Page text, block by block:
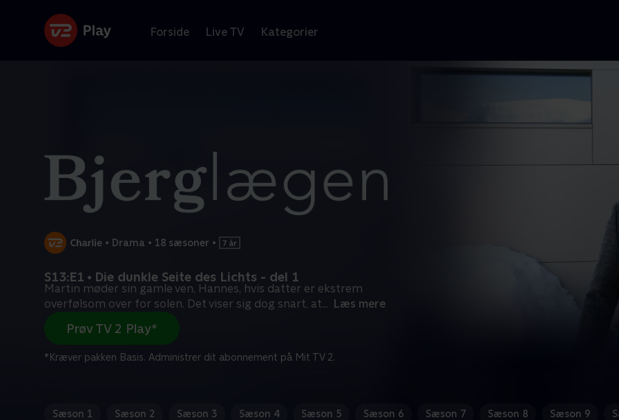
Forside Live TV Kategorier
• Drama • 18 sæsoner •
S13:E1 • Die dunkle Seite des Lichts - del 1
Martin møder sin gamle ven, Hannes, hvis datter er ekstrem
overfølsom over for solen. Det viser sig dog snart, at... Læs mere
Prøv TV 2 Play*
*Kræver pakken Basis. Administrer dit abonnement på Mit TV 2.
Sæson 1 Sæson 2 Sæson 3 Sæson 4 Sæson 5 Sæson 6 Sæson 7 Sæson 8 Sæson 9